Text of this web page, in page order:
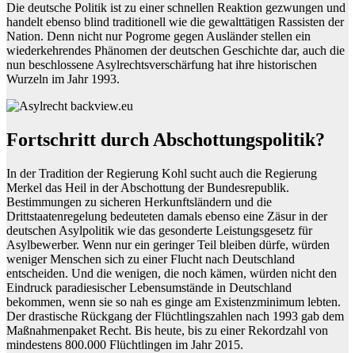
Die deutsche Politik ist zu einer schnellen Reaktion gezwungen und
handelt ebenso blind traditionell wie die gewalttätigen Rassisten der
Nation. Denn nicht nur Pogrome gegen Ausländer stellen ein
wiederkehrendes Phänomen der deutschen Geschichte dar, auch die
nun beschlossene Asylrechtsverschärfung hat ihre historischen
Wurzeln im Jahr 1993.
Fortschritt durch Abschottungspolitik?
In der Tradition der Regierung Kohl sucht auch die Regierung
Merkel das Heil in der Abschottung der Bundesrepublik.
Bestimmungen zu sicheren Herkunftsländern und die
Drittstaatenregelung bedeuteten damals ebenso eine Zäsur in der
deutschen Asylpolitik wie das gesonderte Leistungsgesetz für
Asylbewerber. Wenn nur ein geringer Teil bleiben dürfe, würden
weniger Menschen sich zu einer Flucht nach Deutschland
entscheiden. Und die wenigen, die noch kämen, würden nicht den
Eindruck paradiesischer Lebensumstände in Deutschland
bekommen, wenn sie so nah es ginge am Existenzminimum lebten.
Der drastische Rückgang der Flüchtlingszahlen nach 1993 gab dem
Maßnahmenpaket Recht. Bis heute, bis zu einer Rekordzahl von
mindestens 800.000 Flüchtlingen im Jahr 2015.